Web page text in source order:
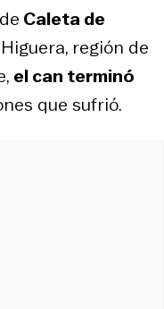
Caleta de
región de
el can terminó
que sufrió.